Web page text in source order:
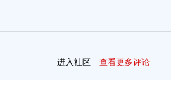
进入社区 查看更多评论